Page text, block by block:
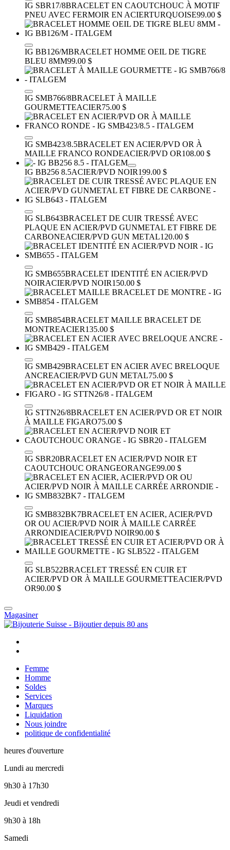
IG SBR17/8BRACELET EN CAOUTCHOUC À MOTIF
PNEU AVEC FERMOIR EN ACIERTURQUOISE99.00 $
IG BB126/MBRACELET HOMME OEIL DE TIGRE
BLEU 8MM99.00 $
IG SMB766/8BRACELET À MAILLE
GOURMETTEACIER75.00 $
IG SMB423/8.5BRACELET EN ACIER/PVD OR À
MAILLE FRANCO RONDEACIER/PVD OR108.00 $
IG BB256 8.5ACIER/PVD NOIR199.00 $
IG SLB643BRACELET DE CUIR TRESSÉ AVEC
PLAQUE EN ACIER/PVD GUNMETAL ET FIBRE DE
CARBONEACIER/PVD GUN METAL120.00 $
IG SMB655BRACELET IDENTITÉ EN ACIER/PVD
NOIRACIER/PVD NOIR150.00 $
IG SMB854BRACELET MAILLE BRACELET DE
MONTREACIER135.00 $
IG SMB429BRACELET EN ACIER AVEC BRELOQUE
ANCREACIER/PVD GUN METAL75.00 $
IG STTN26/8BRACELET EN ACIER/PVD OR ET NOIR
À MAILLE FIGARO75.00 $
IG SBR20BRACELET EN ACIER/PVD NOIR ET
CAOUTCHOUC ORANGEORANGE99.00 $
IG SMB832BK7BRACELET EN ACIER, ACIER/PVD
OR OU ACIER/PVD NOIR À MAILLE CARRÉE
ARRONDIEACIER/PVD NOIR90.00 $
IG SLB522BRACELET TRESSÉ EN CUIR ET
ACIER/PVD OR À MAILLE GOURMETTEACIER/PVD
OR90.00 $
Magasiner
Femme
Homme
Soldes
Services
Marques
Liquidation
Nous joindre
politique de confidentialité
heures d'ouverture
Lundi au mercredi
9h30 à 17h30
Jeudi et vendredi
9h30 à 18h
Samedi